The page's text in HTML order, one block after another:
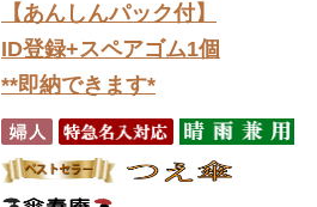
【あんしんパック付】
ID登録+スペアゴム1個
**即納できます*